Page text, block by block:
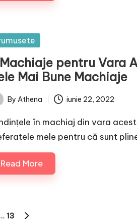
pentru Vara
Mai Bune Machiaje
By Athena iunie 22, 2022
în machiaj din vara
mele pentru că sunt
Read More
13